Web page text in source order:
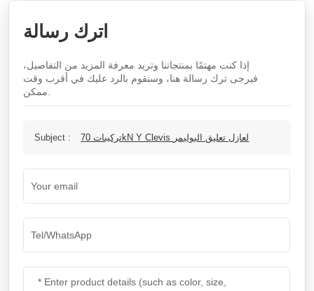
اترك رسالة
إذا كنت مهتمًا بمنتجاتنا وتريد معرفة المزيد من التفاصيل،
فيرجى ترك رسالة هنا، وسنقوم بالرد عليك في أقرب وقت
Subject : تركيبات 70kN Y Clevis لعازل تعليق البوليمر